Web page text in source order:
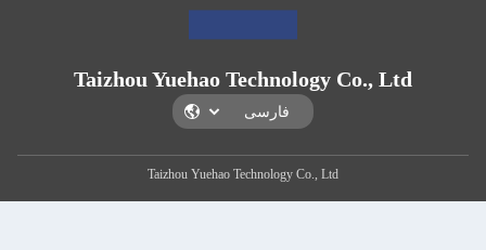
Taizhou Yuehao Technology Co.,
Taizhou Yuehao Technology Co., Ltd